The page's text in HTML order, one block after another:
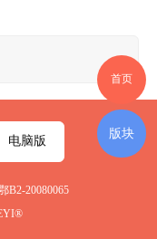
首页
版块
电脑版
B2-20080065